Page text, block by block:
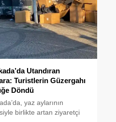
Utandıran
Turistlerin Güzergahı
Döndü
yaz aylarının
birlikte artan ziyaretçi